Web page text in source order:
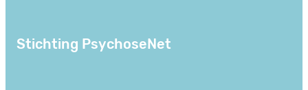
Stichting PsychoseNet